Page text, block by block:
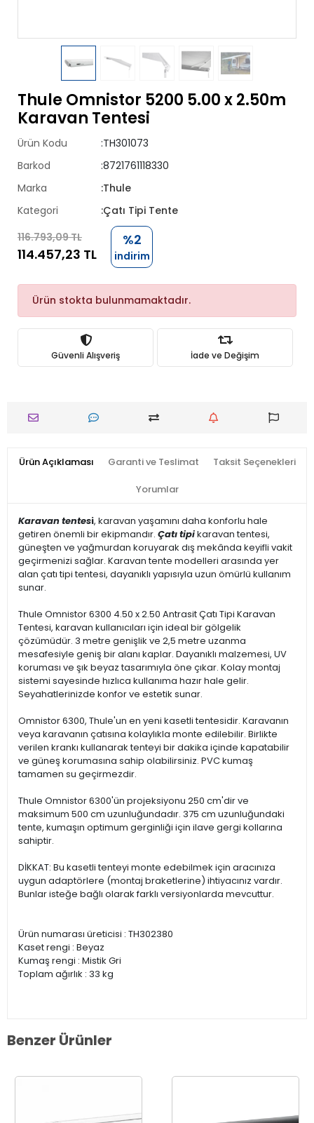
Thule Omnistor 5200 5.00 x 2.50m
Karavan Tentesi
Ürün Kodu
:TH301073
Barkod
:8721761118330
Marka
:Thule
Kategori
:Çatı Tipi Tente
116.793,09 TL
114.457,23 TL
%2
indirim
Ürün stokta bulunmamaktadır.
Güvenli Alışveriş İade ve Değişim
Ürün Açıklaması Garanti ve Teslimat Taksit Seçenekleri
Yorumlar
Karavan tentesi, karavan yaşamını daha konforlu hale
getiren önemli bir ekipmandır. Çatı tipikaravan tentesi,
güneşten ve yağmurdan koruyarak dış mekânda keyifli vakit
geçirmenizi sağlar. Karavan tente modelleri arasında yer
alan çatı tipi tentesi, dayanıklı yapısıyla uzun ömürlü kullanım
sunar.
Thule Omnistor 6300 4.50 x 2.50 Antrasit Çatı Tipi Karavan
Tentesi, karavan kullanıcıları için ideal bir gölgelik
çözümüdür. 3 metre genişlik ve 2,5 metre uzanma
mesafesiyle geniş bir alanı kaplar. Dayanıklı malzemesi, UV
koruması ve şık beyaz tasarımıyla öne çıkar. Kolay montaj
sistemi sayesinde hızlıca kullanıma hazır hale gelir.
Seyahatlerinizde konfor ve estetik sunar.
Omnistor 6300, Thule'un en yeni kasetli tentesidir. Karavanın
veya karavanın çatısına kolaylıkla monte edilebilir. Birlikte
verilen krankı kullanarak tenteyi bir dakika içinde kapatabilir
ve güneş korumasına sahip olabilirsiniz. PVC kumaş
tamamen su geçirmezdir.
Thule Omnistor 6300'ün projeksiyonu 250 cm'dir ve
maksimum 500 cm uzunluğundadır. 375 cm uzunluğundaki
tente, kumaşın optimum gerginliği için ilave gergi kollarına
sahiptir.
DİKKAT: Bu kasetli tenteyi monte edebilmek için aracınıza
uygun adaptörlere (montaj braketlerine) ihtiyacınız vardır.
Bunlar isteğe bağlı olarak farklı versiyonlarda mevcuttur.
Ürün numarası üreticisi : TH302380
Kaset rengi : Beyaz
Kumaş rengi : Mistik Gri
Toplam ağırlık : 33 kg
Benzer Ürünler